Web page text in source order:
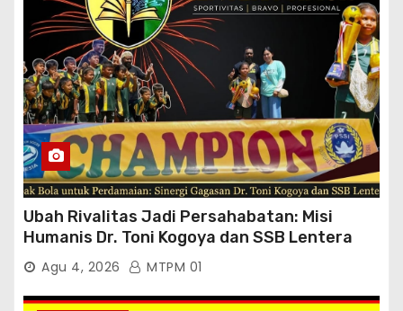
Ubah Rivalitas Jadi Persahabatan: Misi
Humanis Dr. Toni Kogoya dan SSB Lentera
TimurAgu 4, 2026 MTPM 01